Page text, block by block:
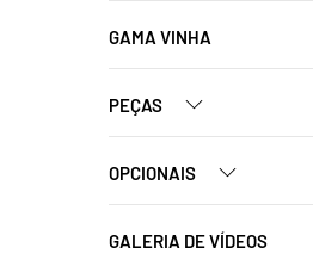
GAMA VINHA
PEÇAS
OPCIONAIS
GALERIA DE VÍDEOS